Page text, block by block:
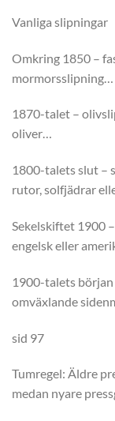
Vanliga slipningar
Omkring 1850 –
mormorsslipning…
1870-talet –
oliver…
1800-talets slut –
rutor, solfjädrar
Sekelskiftet 1900
engelsk eller
1900-talets
omväxlande
sid 97
Tumregel: Äldre
medan nyare